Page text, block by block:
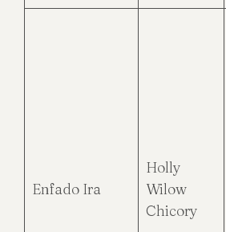
Enfado Ira
Holly
Wilow
Chicory